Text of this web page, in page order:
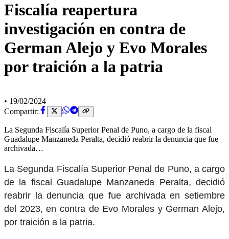
Fiscalía reapertura
investigación en contra de
German Alejo y Evo Morales
por traición a la patria
• 19/02/2024
Compartir:
La Segunda Fiscalía Superior Penal de Puno, a cargo de la fiscal
Guadalupe Manzaneda Peralta, decidió reabrir la denuncia que fue
archivada…
La Segunda Fiscalía Superior Penal de Puno, a cargo
de la fiscal Guadalupe Manzaneda Peralta, decidió
reabrir la denuncia que fue archivada en setiembre
del 2023, en contra de Evo Morales y German Alejo,
por traición a la patria.